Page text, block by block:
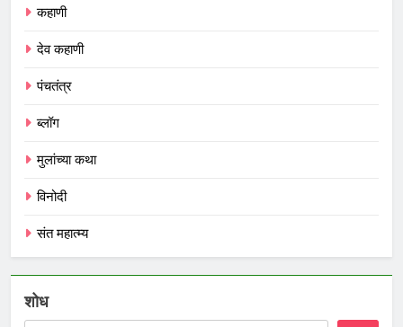
कहाणी
देव कहाणी
पंचतंत्र
ब्लॉग
मुलांच्या कथा
विनोदी
संत महात्म्य
शोध